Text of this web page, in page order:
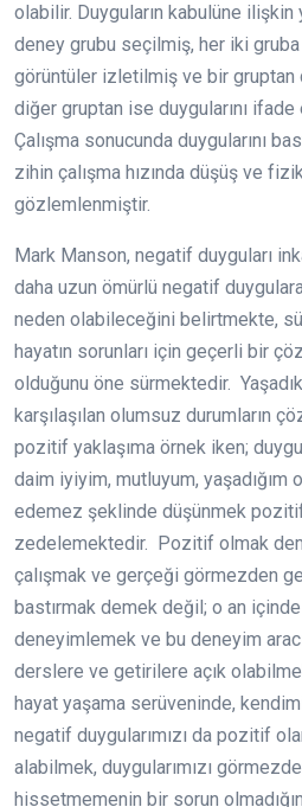
olabilir. Duyguların kabulüne ilişkin
deney grubu seçilmiş, her iki
görüntüler izletilmiş ve bir gruptan
diğer gruptan ise duygularını
Çalışma sonucunda duygularını
zihin çalışma hızında düşüş ve
gözlemlenmiştir.
Mark Manson, negatif duyguları
daha uzun ömürlü negatif
neden olabileceğini belirtmekte,
hayatın sorunları için geçerli bir
olduğunu öne sürmektedir.
karşılaşılan olumsuz durumların
pozitif yaklaşıma örnek iken;
daim iyiyim, mutluyum,
edemez şeklinde düşünmek pozitif
zedelemektedir. Pozitif olmak
çalışmak ve gerçeği görmezden
bastırmak demek değil; o an
deneyimlemek ve bu deneyim
derslere ve getirilere açık
hayat yaşama serüveninde,
negatif duygularımızı da pozitif
alabilmek, duygularımızı
hissetmemenin bir sorun